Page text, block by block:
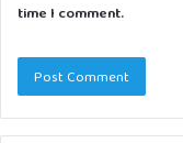
time I comment.